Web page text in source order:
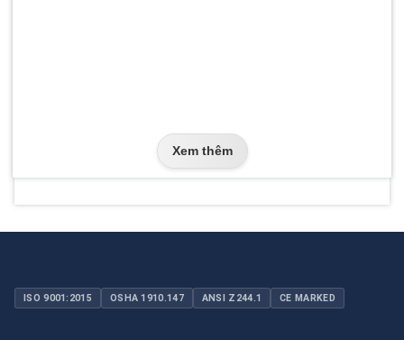
Xem thêm
ISO 9001:2015 OSHA 1910.147 ANSI Z244.1 CE MARKED